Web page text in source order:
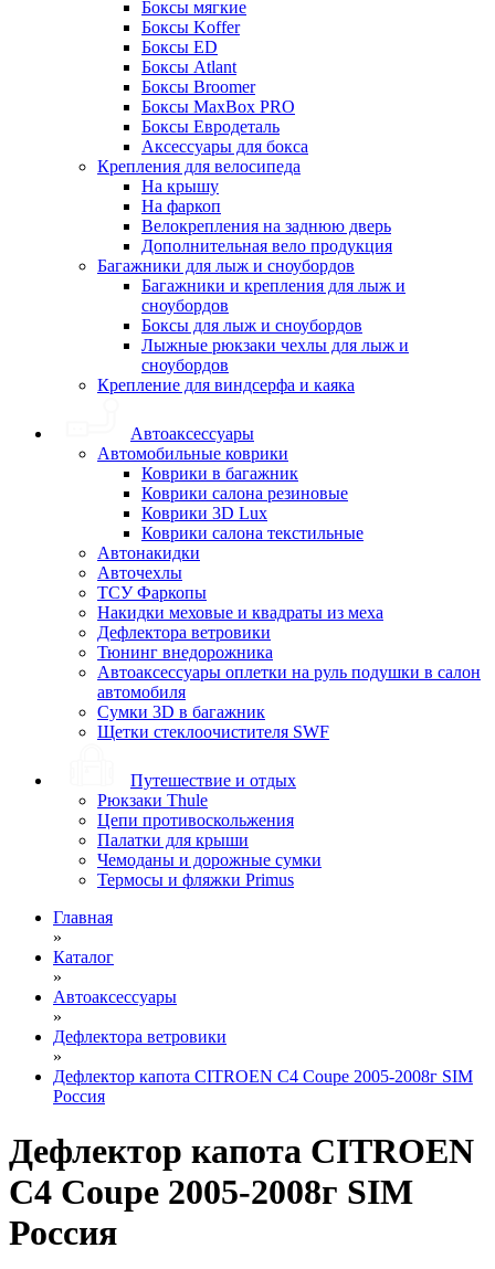
Боксы мягкие
Боксы Koffer
Боксы ED
Боксы Atlant
Боксы Broomer
Боксы MaxBox PRO
Боксы Евродеталь
Аксессуары для бокса
Крепления для велосипеда
На крышу
На фаркоп
Велокрепления на заднюю дверь
Дополнительная вело продукция
Багажники для лыж и сноубордов
Багажники и крепления для лыж и
сноубордов
Боксы для лыж и сноубордов
Лыжные рюкзаки чехлы для лыж и
сноубордов
Крепление для виндсерфа и каяка
Автоаксессуары
Автомобильные коврики
Коврики в багажник
Коврики салона резиновые
Коврики 3D Lux
Коврики салона текстильные
Автонакидки
Авточехлы
ТСУ Фаркопы
Накидки меховые и квадраты из меха
Дефлектора ветровики
Тюнинг внедорожника
Автоаксессуары оплетки на руль подушки в салон
автомобиля
Сумки 3D в багажник
Щетки стеклоочистителя SWF
Путешествие и отдых
Рюкзаки Thule
Цепи противоскольжения
Палатки для крыши
Чемоданы и дорожные сумки
Термосы и фляжки Primus
Главная
»
Каталог
»
Автоаксессуары
»
Дефлектора ветровики
»
Дефлектор капота CITROEN C4 Coupe 2005-2008г SIM
Россия
Дефлектор капота CITROEN
C4 Coupe 2005-2008г SIM
Россия